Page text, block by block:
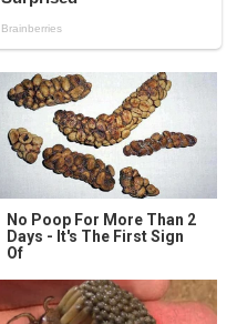
No Poop For More Than 2
Days - It's The First Sign
Of